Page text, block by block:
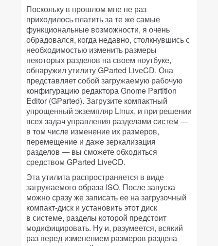
Поскольку в прошлом мне не раз
приходилось платить за те же самые
функциональные возможности, я очень
обрадовался, когда недавно, столкнувшись с
необходимостью изменить размеры
некоторых разделов на своем ноутбуке,
обнаружил утилиту GParted LiveCD. Она
представляет собой загружаемую рабочую
конфигурацию редактора Gnome Partition
Editor (GParted). Загрузите компактный
упрощенный экземпляр Linux, и при решении
всех задач управления разделами систем —
в том числе изменение их размеров,
перемещение и даже зеркализация
разделов — вы сможете обходиться
средством GParted LiveCD.
Эта утилита распространяется в виде
загружаемого образа ISO. После запуска
можно сразу же записать ее на загрузочный
компакт-диск и установить этот диск
в системе, разделы которой предстоит
модифицировать. Ну и, разумеется, всякий
раз перед изменением размеров раздела